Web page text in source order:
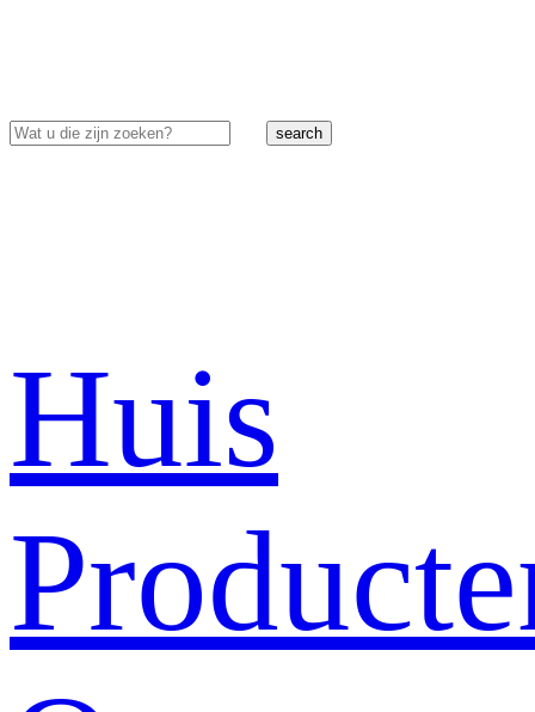
search
Huis